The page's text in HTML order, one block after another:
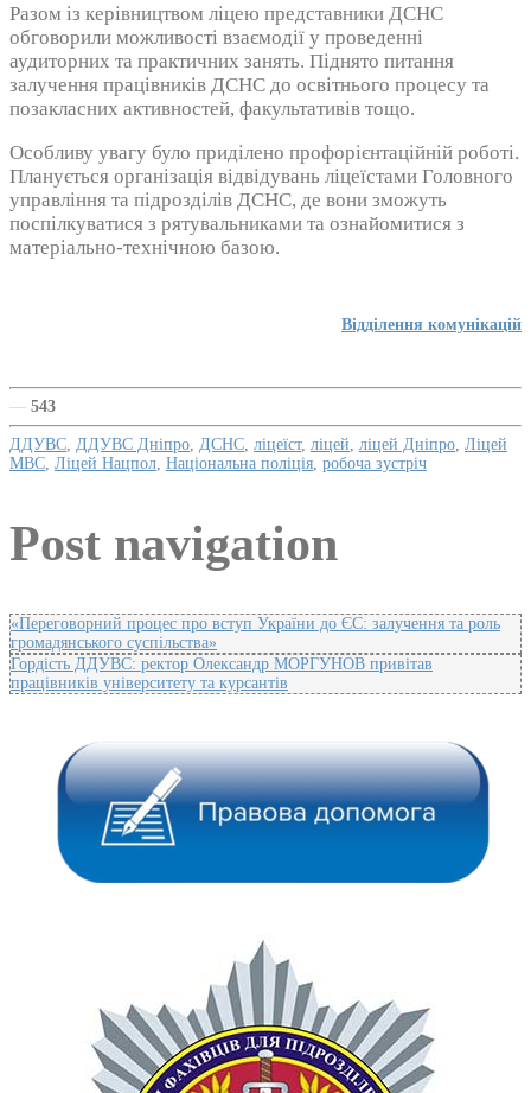
Разом із керівництвом ліцею представники ДСНС
обговорили можливості взаємодії у проведенні
аудиторних та практичних занять. Піднято питання
залучення працівників ДСНС до освітнього процесу та
позакласних активностей, факультативів тощо.
Особливу увагу було приділено профорієнтаційній роботі.
Планується організація відвідувань ліцеїстами Головного
управління та підрозділів ДСНС, де вони зможуть
поспілкуватися з рятувальниками та ознайомитися з
матеріально-технічною базою.
Відділення комунікацій
— 543
ДДУВС ДДУВС Дніпро ДСНС ліцеїст, ліцей ліцей Дніпро Ліцей
МВС Ліцей Нацпол Національна поліція робоча зустріч
Post navigation
«Переговорний процес про вступ України до ЄС: залучення та роль
громадянського суспільства»
Гордість ДДУВС: ректор Олександр МОРГУНОВ привітав
працівників університету та курсантів